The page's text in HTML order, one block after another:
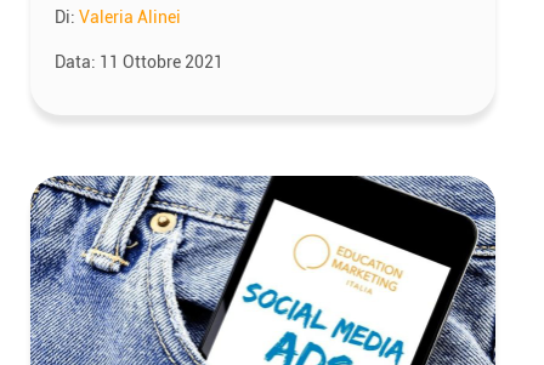
Di: Valeria Alinei
Data: 11 Ottobre 2021